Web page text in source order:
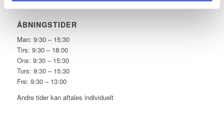
ÅBNINGSTIDER
Man: 9:30 – 15:30
Tirs: 9:30 – 18:00
Ons: 9:30 – 15:30
Tors: 9:30 – 15:30
Fre: 9:30 – 13:00
Andre tider kan aftales individuelt